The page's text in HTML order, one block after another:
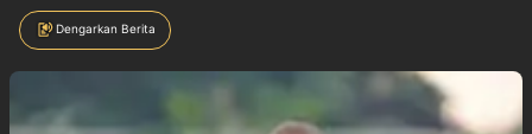
Dengarkan Berita